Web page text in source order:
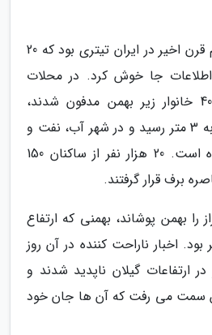
سخت ترین زمستان نیم قرن اخیر در ایران تیتری بود که 20
روزنامه اطلاعات جا خوش کرد. در محلات
حمزه آباد و پیرانشهر 40 خانوار زیر بهمن مدفون شدند،
ارتفاع برف در پیرانشهر به 3 متر رسید و در شهر آب، نفت و
مواد خوراکی نایاب شده است. 20 هزار نفر از ساکنان 150
برف قرار گرفتند.
بهمن پوشاند، بهمنی که ارتفاع
بین20 تا 15 متر بود. اخبار ناراحت کننده در آن روز
نداشت، 180 نفر در ارتفاعات گیلان ناپدید شدند و
سمت می رفت که آن ها جان خود